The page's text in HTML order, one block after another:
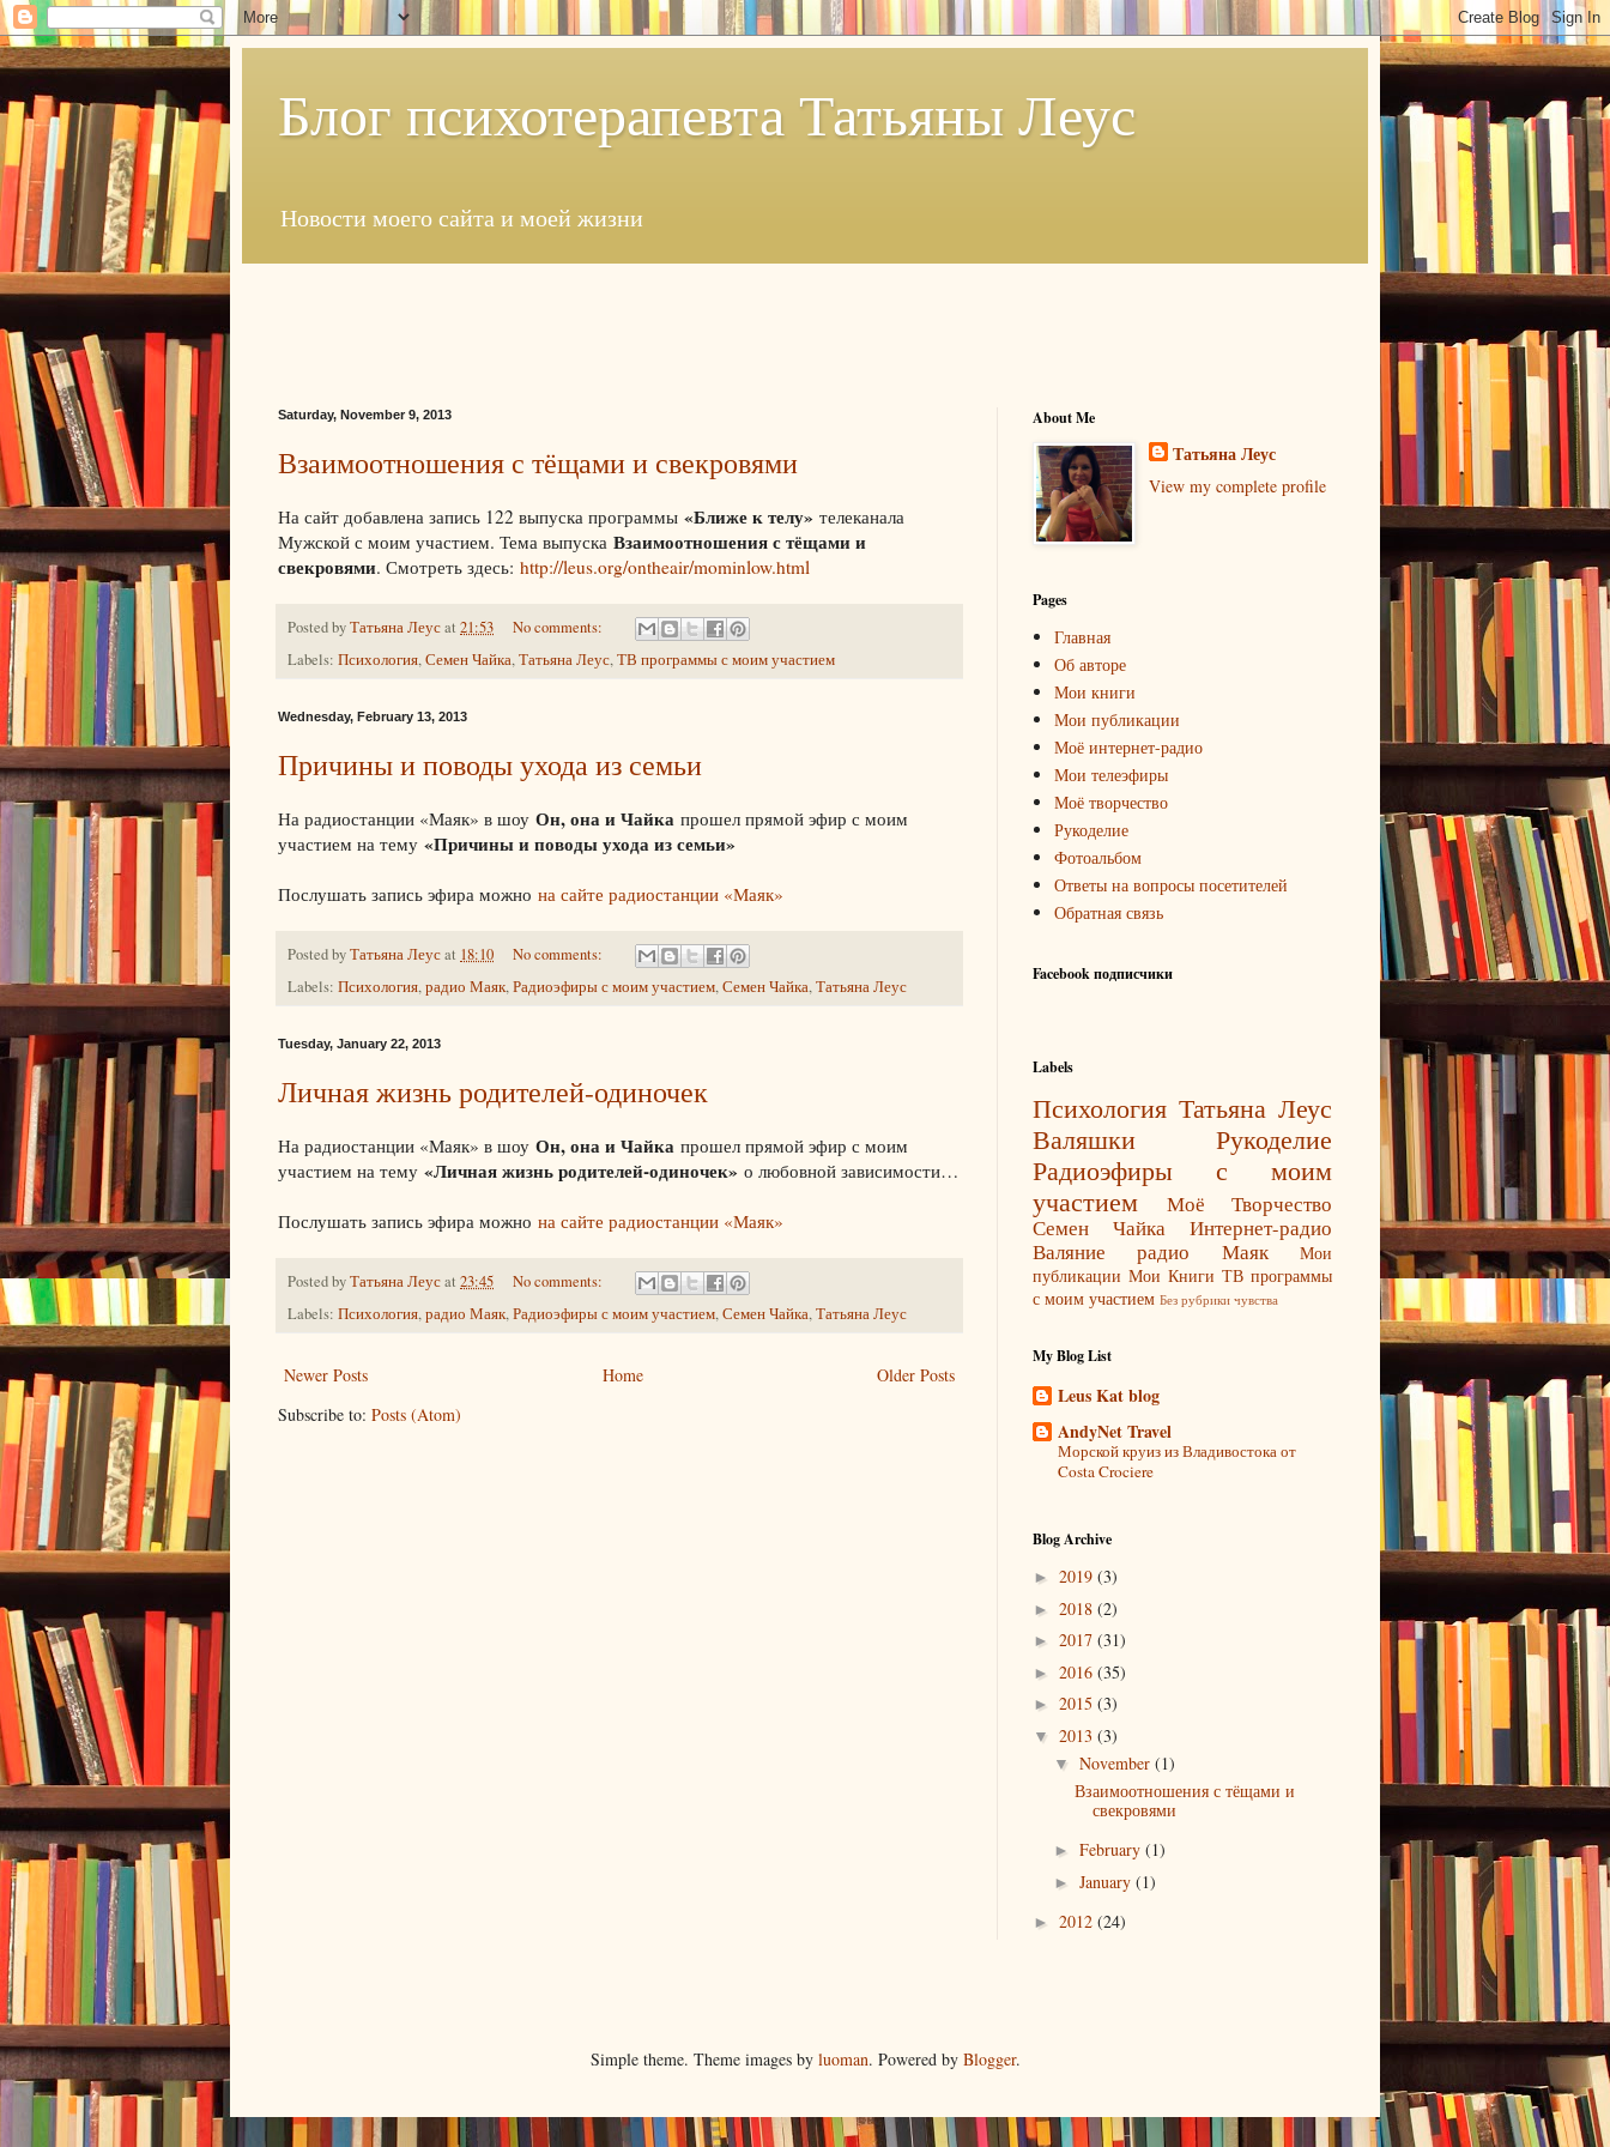
Блог психотерапевта Татьяны Леус
Новости моего сайта и моей жизни
Saturday, November 9, 2013
Взаимоотношения с тёщами и свекровями
На сайт добавлена запись 122 выпуска программы «Ближе к телу» телеканала
Мужской с моим участием. Тема выпуска Взаимоотношения с тёщами и
свекровями. Смотреть здесь: http://leus.org/ontheair/mominlow.html
Posted byТатьяна Леусat 21:53
No comments:
Labels: Психология,Семен Чайка,Татьяна Леус,ТВ программы с моим участием
Wednesday, February 13, 2013
Причины и поводы ухода из семьи
На радиостанции «Маяк» в шоу Он, она и Чайка прошел прямой эфир с моим
участием на тему «Причины и поводы ухода из семьи»
Послушать запись эфира можно на сайте радиостанции «Маяк»
Posted byТатьяна Леусat 18:10
No comments:
Labels: Психология,радио Маяк,Радиоэфиры с моим участием,Семен Чайка,Татьяна Леус
Tuesday, January 22, 2013
Личная жизнь родителей-одиночек
На радиостанции «Маяк» в шоу Он, она и Чайка прошел прямой эфир с моим
участием на тему «Личная жизнь родителей-одиночек» о любовной зависимости…
Послушать запись эфира можно на сайте радиостанции «Маяк»
Posted byТатьяна Леусat 23:45
No comments:
Labels: Психология,радио Маяк,Радиоэфиры с моим участием,Семен Чайка,Татьяна Леус
Newer Posts Older Posts
Home
Subscribe to: Posts (Atom)
About Me
Татьяна Леус
View my complete profile
Pages
Главная
Об авторе
Мои книги
Мои публикации
Моё интернет-радио
Мои телеэфиры
Моё творчество
Рукоделие
Фотоальбом
Ответы на вопросы посетителей
Обратная связь
Facebook подписчики
Labels
Психология Татьяна Леус
Валяшки
Рукоделие
Радиоэфиры с моим
участием
Моё Творчество
Семен Чайка
Интернет-радио
Валяние
радио Маяк
Мои
публикации Мои Книги ТВ программы
с моим участием Без рубрики чувства
My Blog List
Leus Kat blog
AndyNet Travel
Морской круиз из Владивостока от
Costa Crociere
Blog Archive
► 2019 (3)
► 2018 (2)
► 2017 (31)
► 2016 (35)
► 2015 (3)
▼ 2013 (3)
▼ November (1)
Взаимоотношения с тёщами и
свекровями
► February (1)
► January (1)
► 2012 (24)
Simple theme. Theme images by luoman. Powered by Blogger.